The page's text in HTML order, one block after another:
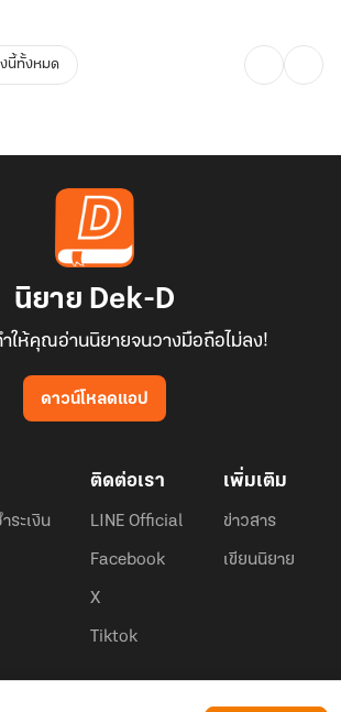
นี้ทั้งหมด
นิยาย Dek-D
ให้คุณอ่านนิยายจนวางมือถือไม่ลง!
ดาวน์โหลดแอป
ระเงิน
ติดต่อเรา
LINE Official
Facebook
X
Tiktok
เพิ่มเติม
ข่าวสาร
เขียนนิยาย